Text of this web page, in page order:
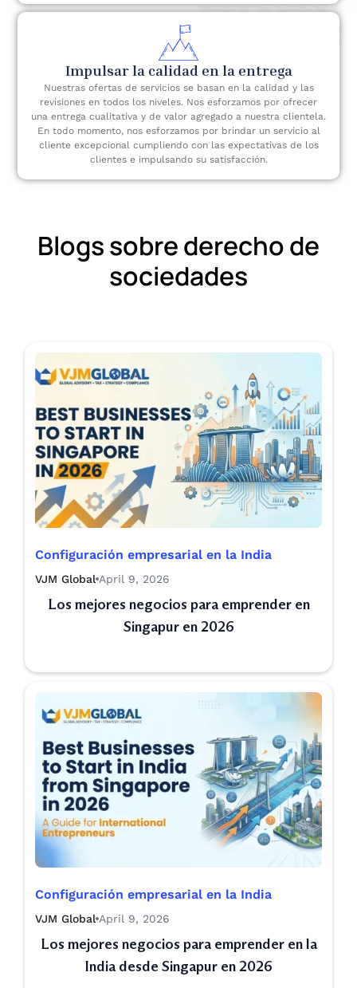
Impulsar la calidad en la entrega
Nuestras ofertas de servicios se basan en la calidad y las
revisiones en todos los niveles. Nos esforzamos por ofrecer
una entrega cualitativa y de valor agregado a nuestra clientela.
En todo momento, nos esforzamos por brindar un servicio al
cliente excepcional cumpliendo con las expectativas de los
clientes e impulsando su satisfacción.
Blogs sobre derecho de
sociedades
Configuración empresarial en la India
VJM Global April 9, 2026
Los mejores negocios para emprender en
Singapur en 2026
Configuración empresarial en la India
VJM Global April 9, 2026
Los mejores negocios para emprender en la
India desde Singapur en 2026